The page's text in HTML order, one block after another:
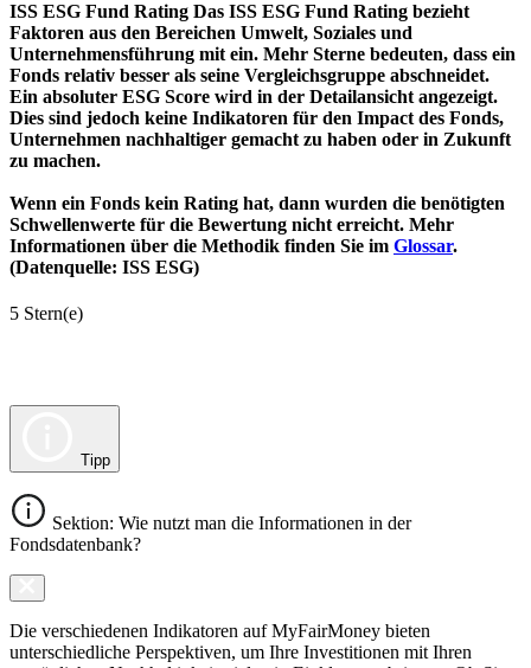
ISS ESG Fund Rating Das ISS ESG Fund Rating bezieht
Faktoren aus den Bereichen Umwelt, Soziales und
Unternehmensführung mit ein. Mehr Sterne bedeuten, dass ein
Fonds relativ besser als seine Vergleichsgruppe abschneidet.
Ein absoluter ESG Score wird in der Detailansicht angezeigt.
Dies sind jedoch keine Indikatoren für den Impact des Fonds,
Unternehmen nachhaltiger gemacht zu haben oder in Zukunft
zu machen.
Wenn ein Fonds kein Rating hat, dann wurden die benötigten
Schwellenwerte für die Bewertung nicht erreicht. Mehr
Informationen über die Methodik finden Sie im Glossar.
(Datenquelle: ISS ESG)
5 Stern(e)
Tipp
Sektion: Wie nutzt man die Informationen in der
Fondsdatenbank?
Die verschiedenen Indikatoren auf MyFairMoney bieten
unterschiedliche Perspektiven, um Ihre Investitionen mit Ihren